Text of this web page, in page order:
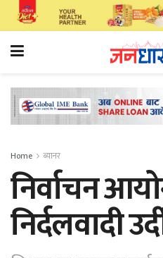
Home ब्यानर
निर्वाचन
निर्दलवादी